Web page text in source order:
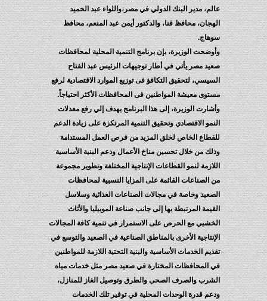
عالم، مدير البنك الدولي في مصر،واللواء عبد الحميد
الهجان، محافظ قنا، والدكتور أيمن عبد المنعم، محافظ
سوهاج.
وأوضحت الوزيرة، بإن برنامج التنمية المحلية لمحافظات
صعيد مصر يأتي في أطار توجيهات الرئيس عبد الفتاح
السيسي، لتحقيق التكافؤ فى توزيع الموارد الاقتصادية لرفع
مستوى معيشة المواطنين فى المحافظات الأكثر احتياجاً.
وأشارت الوزيرة، إلى هذا البرنامج يهدف إلي رفع معدلات
النمو الاقتصادي وتحقيق التنمية المرتكزة على زيادة الدعم
للقطاع الخاص لخلق المزيد من فرص العمل المستدامة
وذلك من خلال تحسين مناخ الأعمال ودعم البنية الأساسية
اللازمة لنمو القطاعات الإنتاجية المختلفة وتطوير مجموعة
من الصناعات القائمة على المزايا النسبية لمحافظات
الصعيد وخاصة في مجالات الصناعات الغذائية وسلاسل
القيمة المرتبطة بها إلى جانب صناعة الموبيليا والأثاث
الخشبي مع الحرص على الاستمرار في تنمية كافة المجالات
الإنتاجية الأخرى بالمناطق الصناعية في الصعيد والتوسع في
تقديم الخدمات الأساسية والبنية التحتية اللازمة للمواطنين
في المحافظات المختارة في صعيد مصر مثل خدمات مياه
الشرب والصرف الصحي والطرق وتوصيل الغاز للمنازل،
ودعم قدرة الوحدات المحلية في توفير تلك الخدمات